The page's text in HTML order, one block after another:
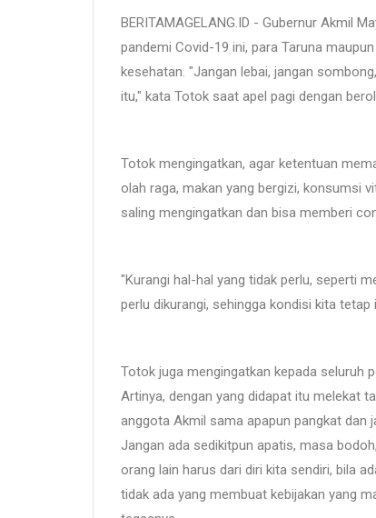
BERITAMAGELANG.ID - Gubernur Akmil
pandemi Covid-19 ini, para Taruna
kesehatan. "Jangan lebai, jangan
itu," kata Totok saat apel pagi dengan
Totok mengingatkan, agar ketentuan
olah raga, makan yang bergizi, konsumsi
saling mengingatkan dan bisa memberi
"Kurangi hal-hal yang tidak perlu, seperti
perlu dikurangi, sehingga kondisi kita
Totok juga mengingatkan kepada seluruh
Artinya, dengan yang didapat itu melekat
anggota Akmil sama apapun pangkat dan
Jangan ada sedikitpun apatis, masa
orang lain harus dari diri kita sendiri, bila
tidak ada yang membuat kebijakan yang